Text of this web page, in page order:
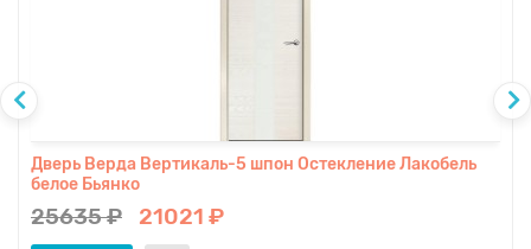
Дверь Верда Вертикаль-5 шпон Остекление Лакобель
белое Бьянко
25635 ₽ 21021 ₽